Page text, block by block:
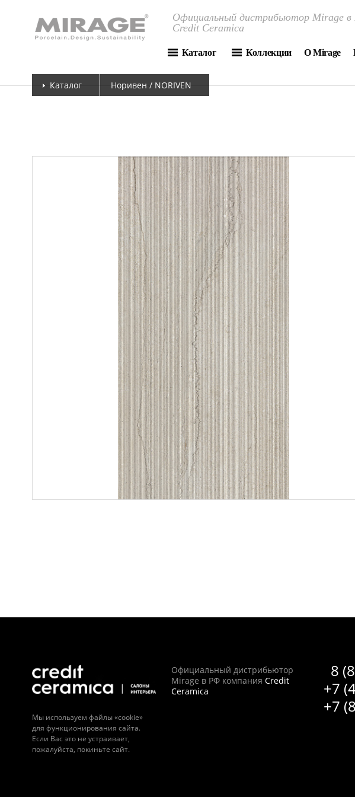
Официальный дистрибьютор Mirage в
Credit Ceramica
Каталог Коллекции О Mirage
Каталог Норивен / NORIVEN
Мы используем файлы «cookie»
для функционирования сайта.
Если Вас это не устраивает,
пожалуйста, покиньте сайт.
8
+7
+7
Официальный дистрибьютор
Mirage в РФ компания Credit
Ceramica